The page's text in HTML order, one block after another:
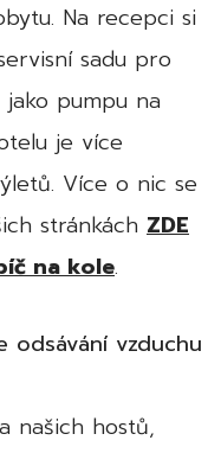
Na recepci si
sadu pro
pumpu na
je více
Více o nic se
stránkách ZDE
na kole.
odsávání vzduchu
našich hostů,